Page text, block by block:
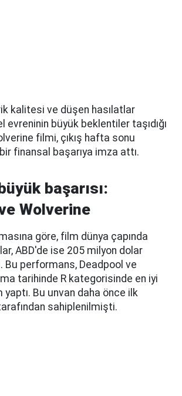
kalitesi ve düşen hasılatlar
evreninin büyük beklentiler taşıdığı
filmi, çıkış hafta sonu
finansal başarıya imza attı.
başarısı:
Wolverine
göre, film dünya çapında
ABD'de ise 205 milyon dolar
Bu performans, Deadpool ve
tarihinde R kategorisinde en iyi
yaptı. Bu unvan daha önce ilk
sahiplenilmişti.